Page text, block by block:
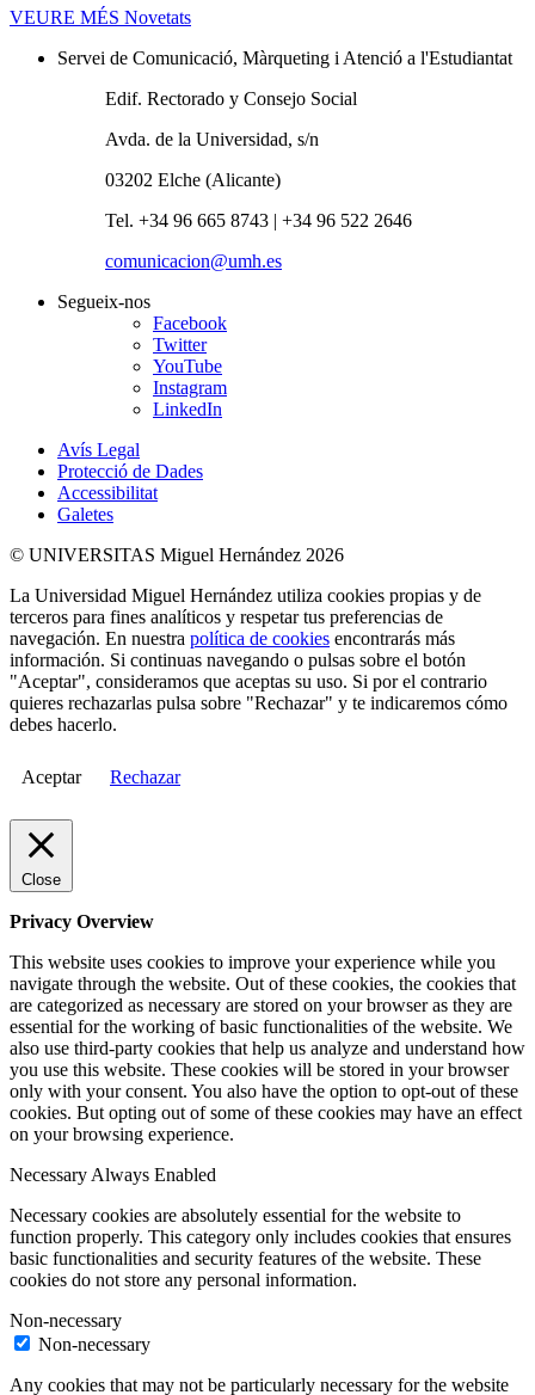
VEURE MÉS Novetats
Servei de Comunicació, Màrqueting i Atenció a l'Estudiantat
Edif. Rectorado y Consejo Social
Avda. de la Universidad, s/n
03202 Elche (Alicante)
Tel. +34 96 665 8743 | +34 96 522 2646
comunicacion@umh.es
Segueix-nos
Facebook
Twitter
YouTube
Instagram
LinkedIn
Avís Legal
Protecció de Dades
Accessibilitat
Galetes
© UNIVERSITAS Miguel Hernández 2026
La Universidad Miguel Hernández utiliza cookies propias y de
terceros para fines analíticos y respetar tus preferencias de
navegación. En nuestra política de cookies encontrarás más
información. Si continuas navegando o pulsas sobre el botón
"Aceptar", consideramos que aceptas su uso. Si por el contrario
quieres rechazarlas pulsa sobre "Rechazar" y te indicaremos cómo
debes hacerlo.
Aceptar Rechazar
Close
Privacy Overview
This website uses cookies to improve your experience while you
navigate through the website. Out of these cookies, the cookies that
are categorized as necessary are stored on your browser as they are
essential for the working of basic functionalities of the website. We
also use third-party cookies that help us analyze and understand how
you use this website. These cookies will be stored in your browser
only with your consent. You also have the option to opt-out of these
cookies. But opting out of some of these cookies may have an effect
on your browsing experience.
Necessary Always Enabled
Necessary cookies are absolutely essential for the website to
function properly. This category only includes cookies that ensures
basic functionalities and security features of the website. These
cookies do not store any personal information.
Non-necessary
Non-necessary
Any cookies that may not be particularly necessary for the website